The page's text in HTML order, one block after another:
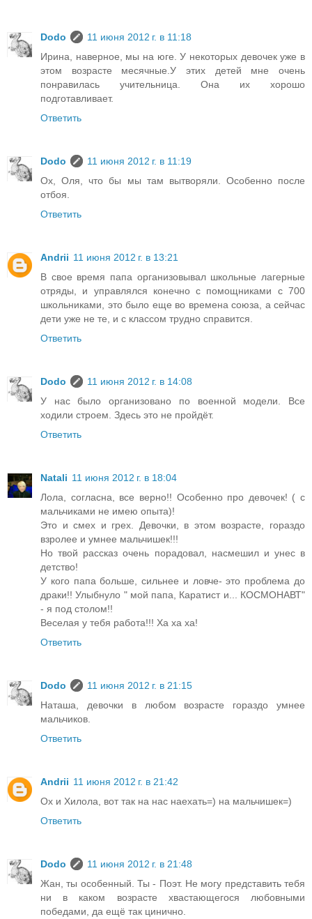
Dodo
11 июня 2012 г. в 11:18
Ирина, наверное, мы на юге. У некоторых девочек уже в
этом возрасте месячные.У этих детей мне очень
понравилась учительница. Она их хорошо
подготавливает.
Ответить
Dodo
11 июня 2012 г. в 11:19
Ох, Оля, что бы мы там вытворяли. Особенно после
отбоя.
Ответить
Andrii 11 июня 2012 г. в 13:21
В свое время папа организовывал школьные лагерные
отряды, и управлялся конечно с помощниками с 700
школьниками, это было еще во времена союза, а сейчас
дети уже не те, и с классом трудно справится.
Ответить
Dodo
11 июня 2012 г. в 14:08
У нас было организовано по военной модели. Все
ходили строем. Здесь это не пройдёт.
Ответить
Natali 11 июня 2012 г. в 18:04
Лола, согласна, все верно!! Особенно про девочек! ( с
мальчиками не имею опыта)!
Это и смех и грех. Девочки, в этом возрасте, гораздо
взролее и умнее мальчишек!!!
Но твой рассказ очень порадовал, насмешил и унес в
детство!
У кого папа больше, сильнее и ловче- это проблема до
драки!! Улыбнуло " мой папа, Каратист и... КОСМОНАВТ"
- я под столом!!
Веселая у тебя работа!!! Ха ха ха!
Ответить
Dodo
11 июня 2012 г. в 21:15
Наташа, девочки в любом возрасте гораздо умнее
мальчиков.
Ответить
Andrii 11 июня 2012 г. в 21:42
Ох и Хилола, вот так на нас наехать=) на мальчишек=)
Ответить
Dodo
11 июня 2012 г. в 21:48
Жан, ты особенный. Ты - Поэт. Не могу представить тебя
ни в каком возрасте хвастающегося любовными
победами, да ещё так цинично.